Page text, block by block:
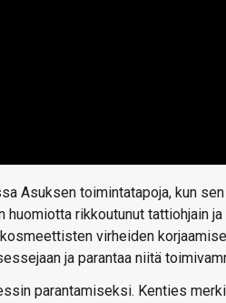
Asuksen toimintatapoja, kun
rikkoutunut tattiohjain
virheiden
ja parantaa niitä
parantamiseksi. Kenties